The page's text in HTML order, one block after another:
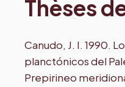
Thèses
Canudo, J. I. 1990.
planctónicos del
Prepirineo